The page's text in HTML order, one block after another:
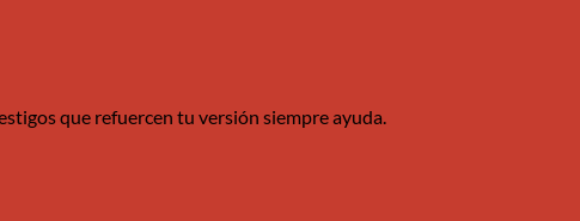
que refuercen tu versión siempre ayuda.